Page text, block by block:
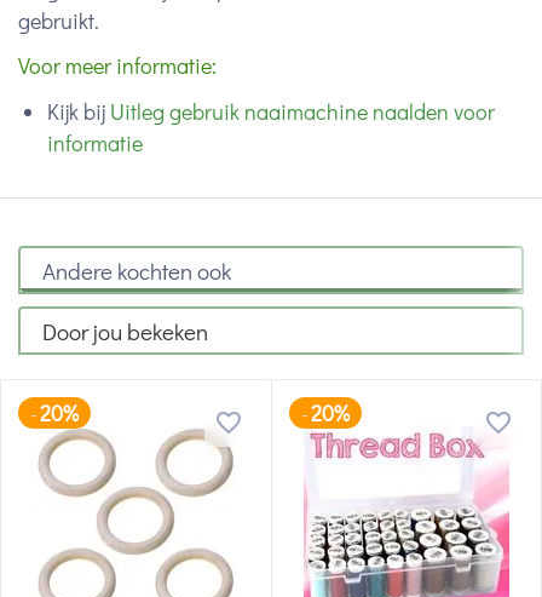
gebruikt.
Voor meer informatie:
Kijk bij Uitleg gebruik naaimachine naalden voor
informatie
Andere kochten ook
Door jou bekeken
-20% -20%